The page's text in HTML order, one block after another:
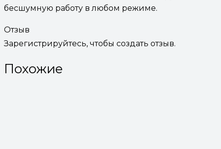
бесшумную работу в любом режиме.
Отзыв
Зарегистрируйтесь, чтобы создать отзыв.
Похожие